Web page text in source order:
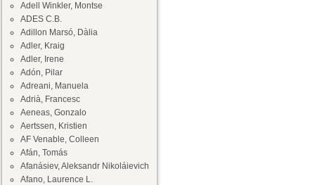
Adell Winkler, Montse
ADES C.B.
Adillon Marsó, Dàlia
Adler, Kraig
Adler, Irene
Adón, Pilar
Adreani, Manuela
Adrià, Francesc
Aeneas, Gonzalo
Aertssen, Kristien
AF Venable, Colleen
Afán, Tomás
Afanásiev, Aleksandr Nikoláievich
Afano, Laurence L.